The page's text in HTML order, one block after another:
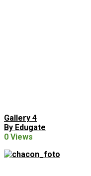
Gallery 4
By Edugate
0 Views